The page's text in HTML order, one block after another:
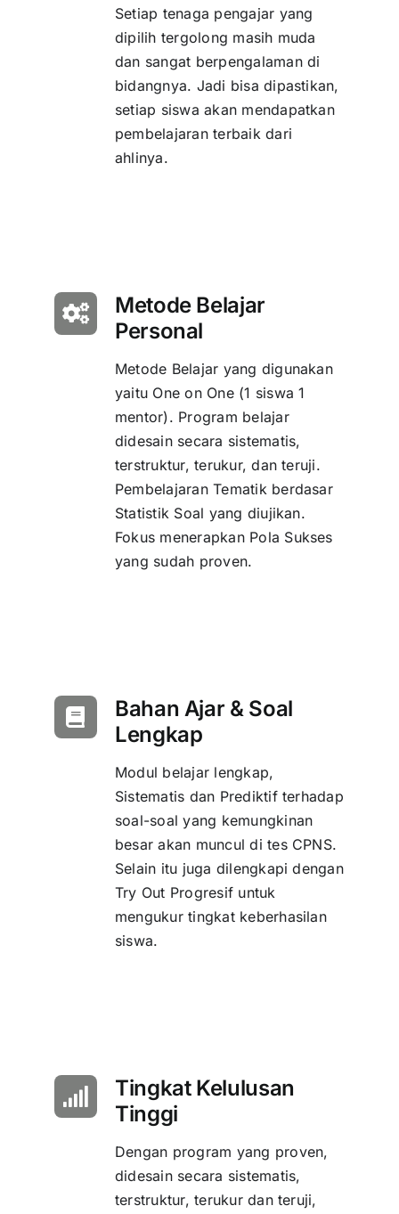
Setiap tenaga pengajar yang
dipilih tergolong masih muda
dan sangat berpengalaman di
bidangnya. Jadi bisa dipastikan,
setiap siswa akan mendapatkan
pembelajaran terbaik dari
ahlinya.
Metode Belajar
Personal
Metode Belajar yang digunakan
yaitu One on One (1 siswa 1
mentor). Program belajar
didesain secara sistematis,
terstruktur, terukur, dan teruji.
Pembelajaran Tematik berdasar
Statistik Soal yang diujikan.
Fokus menerapkan Pola Sukses
yang sudah proven.
Bahan Ajar & Soal
Lengkap
Modul belajar lengkap,
Sistematis dan Prediktif terhadap
soal-soal yang kemungkinan
besar akan muncul di tes CPNS.
Selain itu juga dilengkapi dengan
Try Out Progresif untuk
mengukur tingkat keberhasilan
siswa.
Tingkat Kelulusan
Tinggi
Dengan program yang proven,
didesain secara sistematis,
terstruktur, terukur dan teruji,